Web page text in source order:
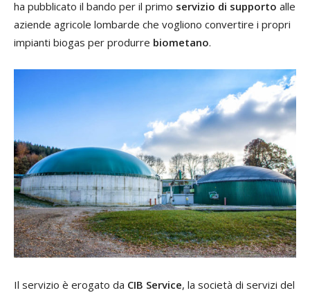
ha pubblicato il bando per il primo servizio di supporto alle
aziende agricole lombarde che vogliono convertire i propri
impianti biogas per produrre biometano.
Il servizio è erogato da CIB Service, la società di servizi del